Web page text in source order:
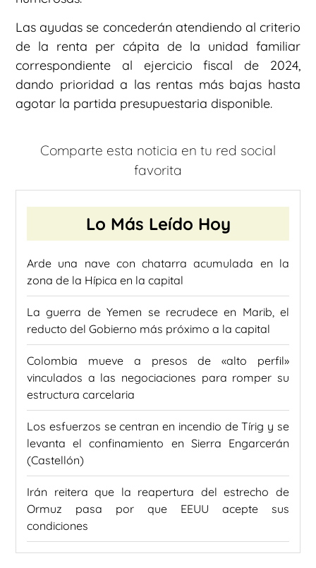
Las ayudas se concederán atendiendo al criterio
de la renta per cápita de la unidad familiar
correspondiente al ejercicio fiscal de 2024,
dando prioridad a las rentas más bajas hasta
agotar la partida presupuestaria disponible.
Comparte esta noticia en tu red social
favorita
Lo Más Leído Hoy
Arde una nave con chatarra acumulada en la
zona de la Hípica en la capital
La guerra de Yemen se recrudece en Marib, el
reducto del Gobierno más próximo a la capital
Colombia mueve a presos de «alto perfil»
vinculados a las negociaciones para romper su
estructura carcelaria
Los esfuerzos se centran en incendio de Tírig y se
levanta el confinamiento en Sierra Engarcerán
(Castellón)
Irán reitera que la reapertura del estrecho de
Ormuz pasa por que EEUU acepte sus
condiciones